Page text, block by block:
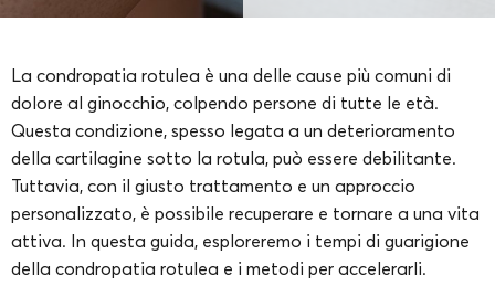
La condropatia rotulea è una delle cause più comuni di
dolore al ginocchio, colpendo persone di tutte le età.
Questa condizione, spesso legata a un deterioramento
della cartilagine sotto la rotula, può essere debilitante.
Tuttavia, con il giusto trattamento e un approccio
personalizzato, è possibile recuperare e tornare a una vita
attiva. In questa guida, esploreremo i tempi di guarigione
della condropatia rotulea e i metodi per accelerarli.